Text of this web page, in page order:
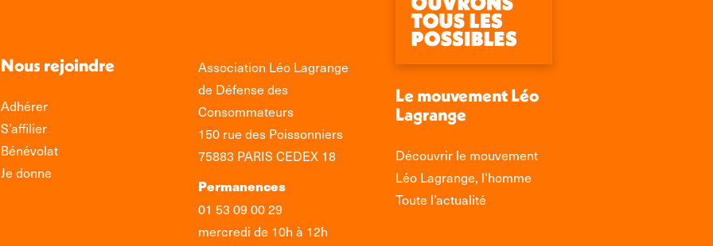
Nous rejoindre
Adhérer
S’affilier
Bénévolat
Je donne
Association Léo Lagrange
de Défense des
Consommateurs
150 rue des Poissonniers
75883 PARIS CEDEX 18
Permanences
01 53 09 00 29
mercredi de 10h à 12h
Le mouvement Léo
Lagrange
Découvrir le mouvement
Léo Lagrange, l’homme
Toute l’actualité